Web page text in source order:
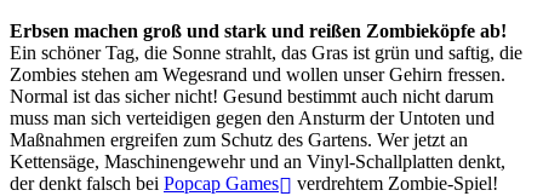
Erbsen machen groß und stark und reißen Zombieköpfe ab!
Ein schöner Tag, die Sonne strahlt, das Gras ist grün und saftig, die
Zombies stehen am Wegesrand und wollen unser Gehirn fressen.
Normal ist das sicher nicht! Gesund bestimmt auch nicht darum
muss man sich verteidigen gegen den Ansturm der Untoten und
Maßnahmen ergreifen zum Schutz des Gartens. Wer jetzt an
Kettensäge, Maschinengewehr und an Vinyl-Schallplatten denkt,
der denkt falsch bei Popcap Games verdrehtem Zombie-Spiel!